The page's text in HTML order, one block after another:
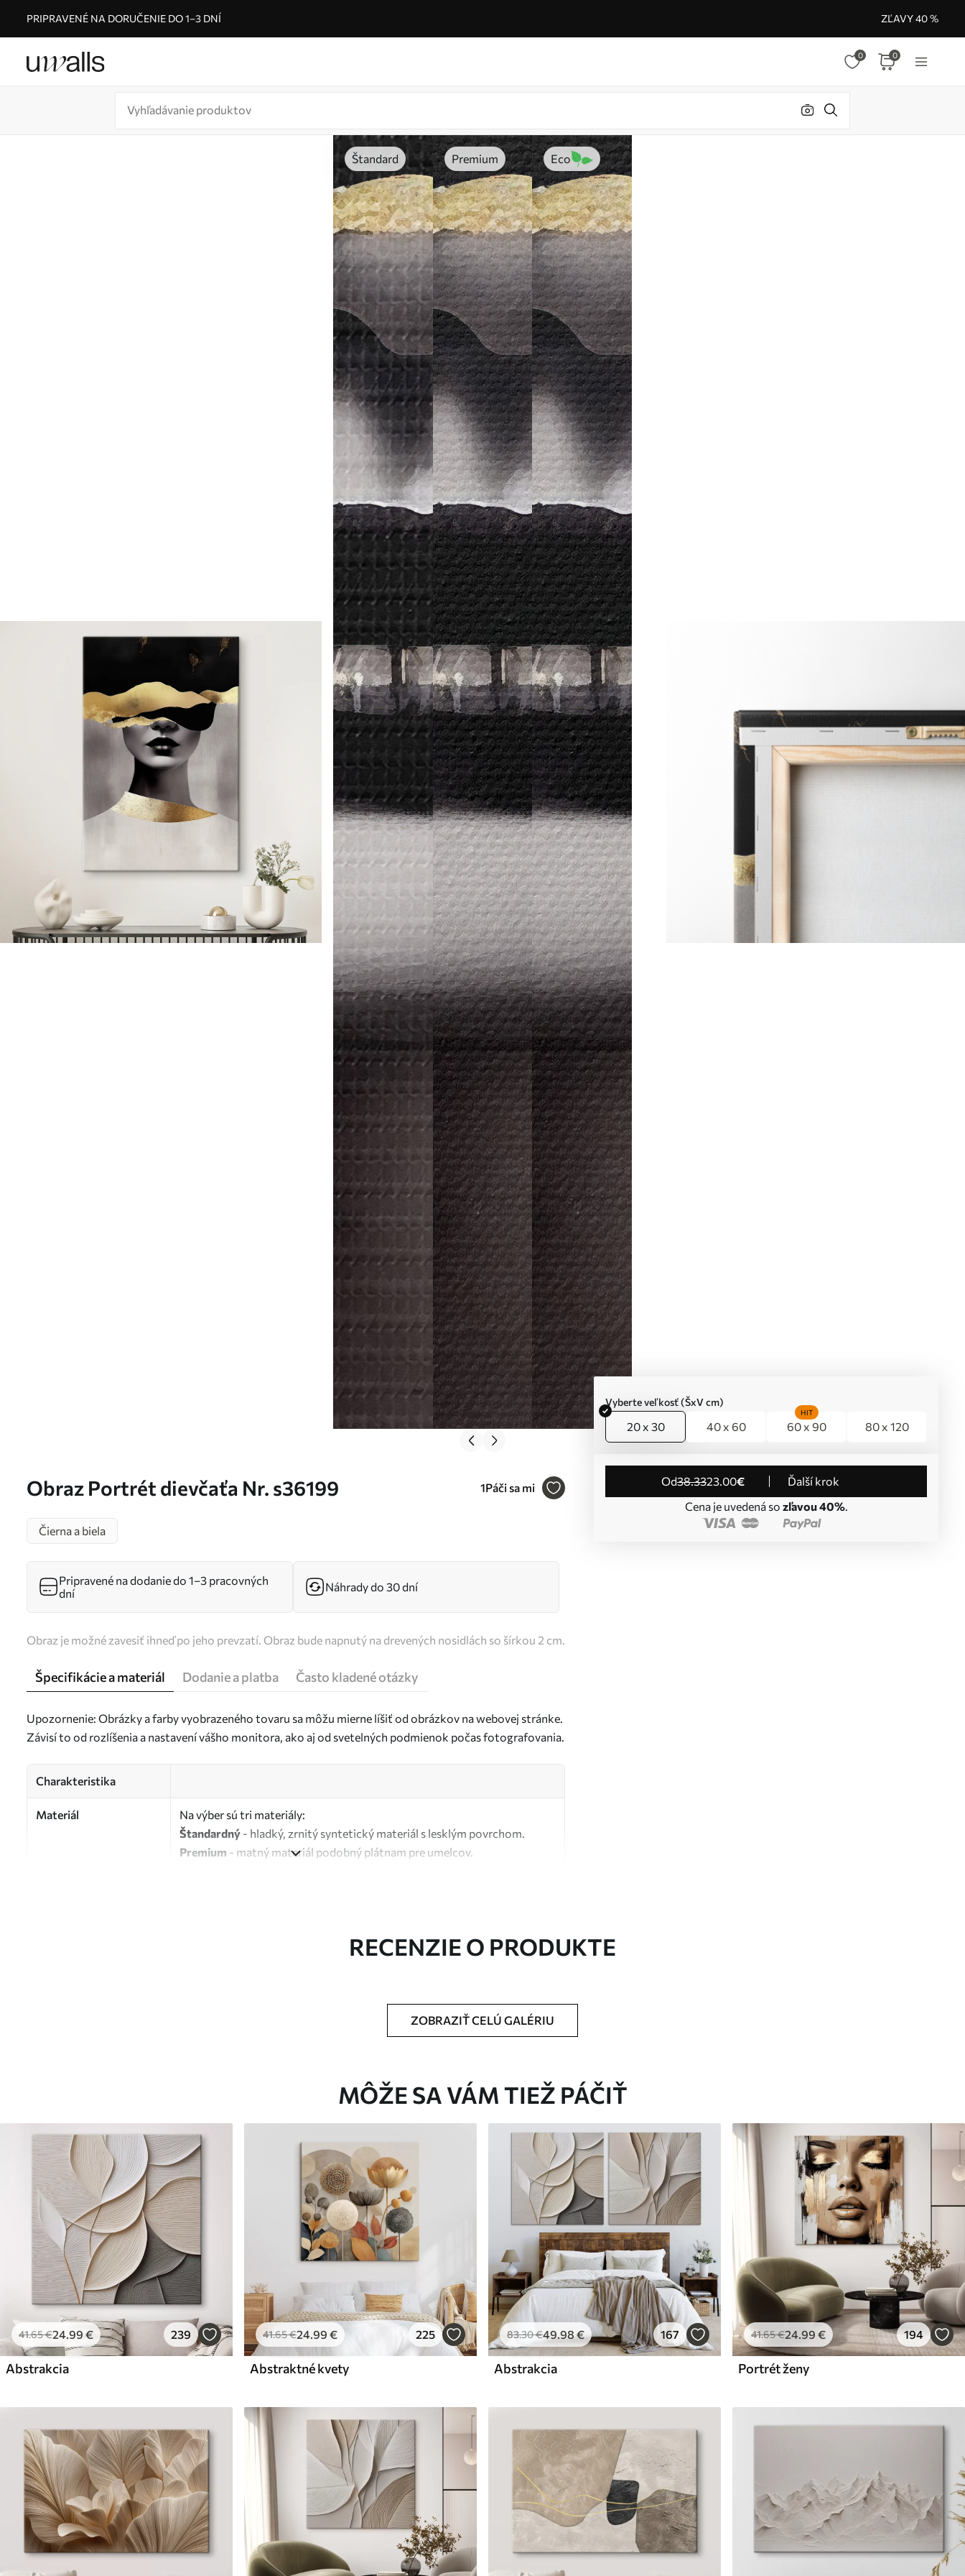
PRIPRAVENÉ NA DORUČENIE DO 1–3 DNÍ ZĽAVY 40 %
0 0
Štandard Premium Eco
Obraz Portrét dievčaťa Nr. s36199 1Páči sa mi
Vyberte veľkosť (ŠxV cm)
20 x 30 40 x 60 60 x 90
HIT
80 x 120
od38.3323.00€
Ďalší krok
Cena je uvedená so zľavou 40%.
Čierna a biela
Pripravené na dodanie do 1–3 pracovných
dní
Náhrady do 30 dní
Obraz je možné zavesiť ihneď po jeho prevzatí. Obraz bude napnutý na drevených nosidlách so šírkou 2 cm.
Špecifikácie a materiál Dodanie a platba Často kladené otázky
Upozornenie: Obrázky a farby vyobrazeného tovaru sa môžu mierne líšiť od obrázkov na webovej stránke.
Závisí to od rozlíšenia a nastavení vášho monitora, ako aj od svetelných podmienok počas fotografovania.
Charakteristika
Materiál
Na výber sú tri materiály:
Štandardný - hladký, zrnitý syntetický materiál s lesklým povrchom.
Premium - matný materiál podobný plátnam pre umelcov.
✓
Bezpečný atrament bez
zápachu
✗ Povrch podobný plátnu
✗ Ekologický materiál
✓
Povrch podobný plátnu
Ekologický materiál
✓Žiarivé a sýte farby
✓
✓
✓Povrch podobný plátnu
✓Ekologický materiál
RECENZIE O PRODUKTE
ZOBRAZIŤ CELÚ GALÉRIU
MÔŽE SA VÁM TIEŽ PÁČIŤ
41.65€24.99 € 239
Abstrakcia
41.65€24.99 € 225
Abstraktné kvety
83.30€49.98€ 167
Abstrakcia
41.65€24.99 € 194
Portrét ženy